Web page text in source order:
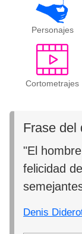
Personajes
Cortometrajes
Frase del
"El
felicidad
Denis